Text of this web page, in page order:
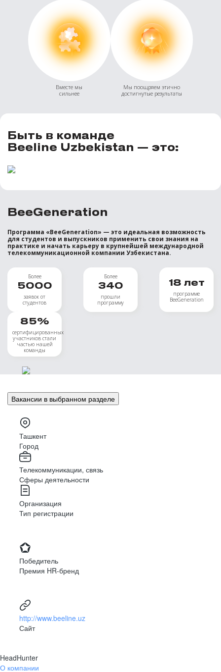
Вместе мы
сильнее
Мы поощряем этично
достигнутые результаты
Быть в команде
Beeline Uzbekistan — это:
BeeGeneration
Программа «BeeGeneration» — это идеальная возможность
для студентов и выпускников применить свои знания на
практике и начать карьеру в крупнейшей международной
телекоммуникационной компании Узбекистана.
Более
5000
заявок от
студентов
Более
340
прошли
программу
18 лет
программе
BeeGeneration
85%
сертифицированных
участников стали
частью нашей
команды
Вакансии в выбранном разделе
Ташкент
Город
Телекоммуникации, связь
Сферы деятельности
Организация
Тип регистрации
Победитель
Премия HR-бренд
http://www.beeline.uz
Сайт
HeadHunter
О компании